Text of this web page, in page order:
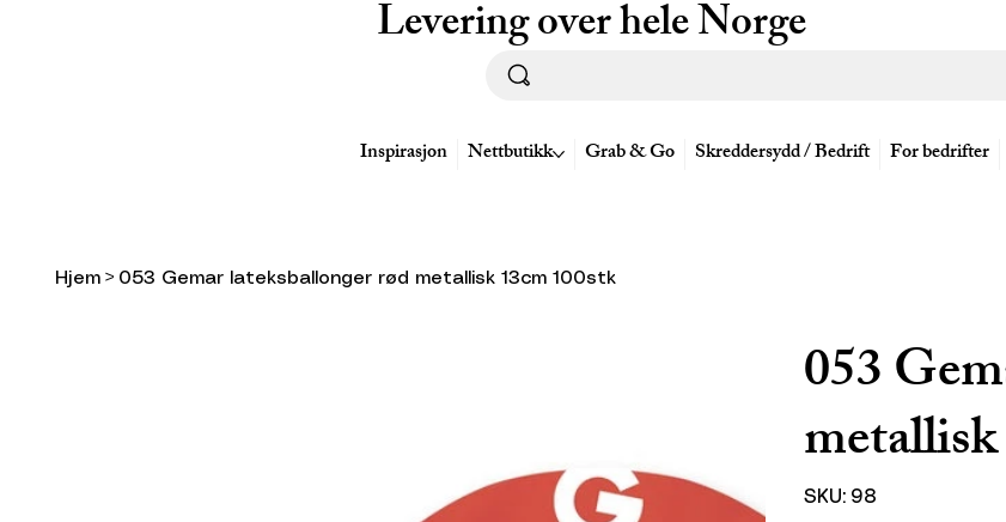
Levering over hele Norge
Inspirasjon Nettbutikk Grab & Go Skreddersydd / Bedrift For bedrifter
Hjem > 053 Gemar lateksballonger rød metallisk 13cm 100stk
053
SKU: SKU
98
98